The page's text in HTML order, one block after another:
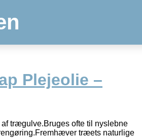
Plejeolie –
trægulve.Bruges ofte til nyslebne
træets naturlige